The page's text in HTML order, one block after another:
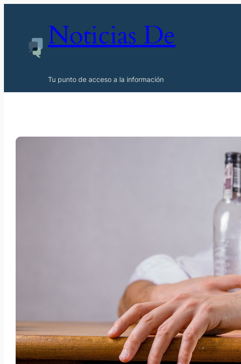
Noticias De
Tu punto de acceso a la información